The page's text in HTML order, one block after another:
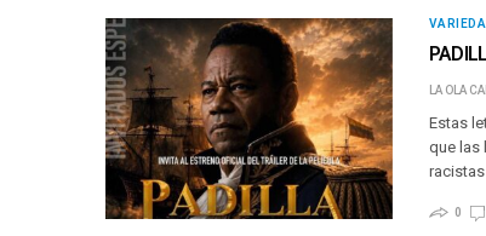
LA OLA
Estas
que las
racistas
0